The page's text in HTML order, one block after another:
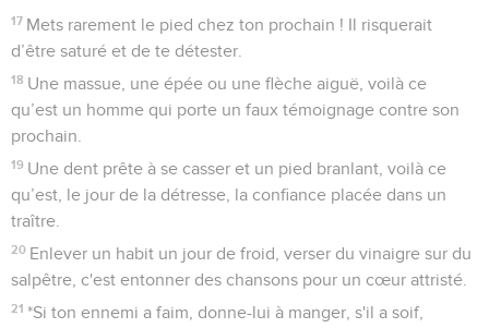
17 Mets rarement le pied chez ton prochain ! Il risquerait
d’être saturé et de te détester.
18 Une massue, une épée ou une flèche aiguë, voilà ce
qu’est un homme qui porte un faux témoignage contre son
prochain.
19 Une dent prête à se casser et un pied branlant, voilà ce
qu’est, le jour de la détresse, la confiance placée dans un
traître.
20 Enlever un habit un jour de froid, verser du vinaigre sur du
salpêtre, c'est entonner des chansons pour un cœur attristé.
21 *Si ton ennemi a faim, donne-lui à manger, s'il a soif,